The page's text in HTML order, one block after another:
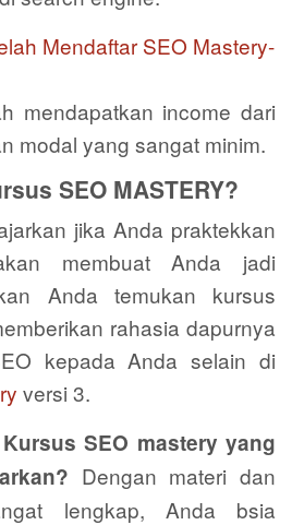
mendapatkan income dari
modal yang sangat minim.
SEO MASTERY?
jika Anda praktekkan
membuat Anda jadi
Anda temukan kursus
rahasia dapurnya
kepada Anda selain di
versi 3.
SEO mastery yang
Dengan materi dan
lengkap, Anda bsia